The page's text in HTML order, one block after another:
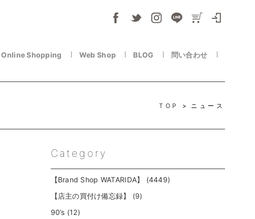
Online Shopping Web Shop BLOG 問い合わせ
TOP ニュース
Category
【Brand Shop WATARIDA】 (4449)
【店主の買付け備忘録】 (9)
90’s (12)